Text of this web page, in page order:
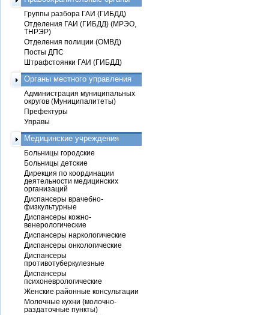
Группы разбора ГАИ (ГИБДД)
Отделения ГАИ (ГИБДД) (МРЭО,
ТНРЭР)
Отделения полиции (ОМВД)
Посты ДПС
Штрафстоянки ГАИ (ГИБДД)
Органы местного управления
Администрация муниципальных
округов (Муниципалитеты)
Префектуры
Управы
Медицинские учреждения
Больницы городские
Больницы детские
Дирекция по координации
деятельности медицинских
организаций
Диспансеры врачебно-
физкультурные
Диспансеры кожно-
венерологические
Диспансеры наркологические
Диспансеры онкологические
Диспансеры
противотуберкулезные
Диспансеры
психоневрологические
Женские районные консультации
Молочные кухни (молочно-
раздаточные пункты)